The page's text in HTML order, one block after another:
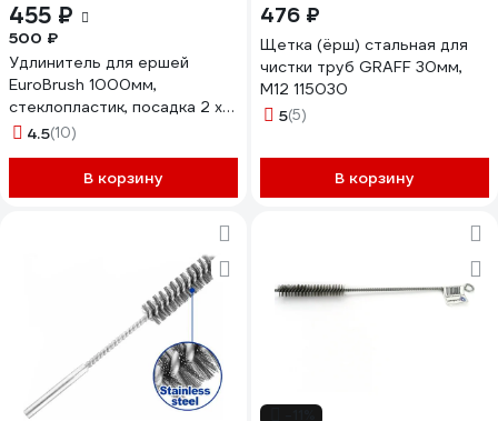
455 ₽
500 ₽
Удлинитель для ершей
EuroBrush 1000мм,
стеклопластик, посадка 2 х
М12 резьба (14-302) EB-
4.5(10)
В корзину
476 ₽
Щетка (ёрш) стальная для
чистки труб GRAFF 30мм,
М12 115030
5(5)
В корзину